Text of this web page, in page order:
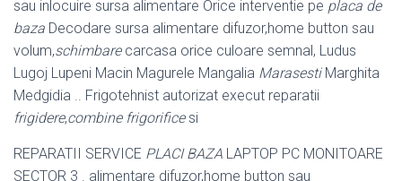
sau inlocuire sursa alimentare Orice interventie pe placa de
baza Decodare sursa alimentare difuzor,home button sau
volum,schimbarecarcasa orice culoare semnal, Ludus
Lugoj Lupeni Macin Magurele Mangalia MarasestiMarghita
Medgidia .. Frigotehnist autorizat execut reparatii
frigidere,combine frigorificesi
REPARATII SERVICE PLACI BAZA LAPTOP PC MONITOARE
SECTOR 3 . alimentare difuzor,home button sau